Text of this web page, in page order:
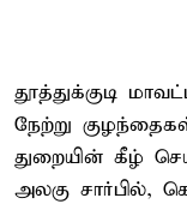
தூத்துக்குடி
நேற்று
துறையின் கீழ்
அலகு சார்பில்,